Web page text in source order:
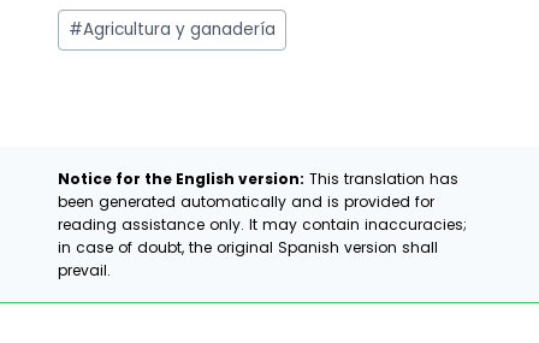
Etiquetas
de
#Agricultura y ganadería
Notice for the English version: This translation has
been generated automatically and is provided for
reading assistance only. It may contain inaccuracies;
in case of doubt, the original Spanish version shall
prevail.